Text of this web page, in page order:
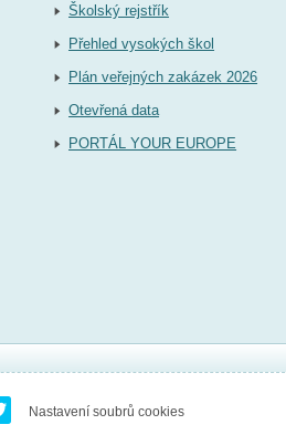
Školský rejstřík
Přehled vysokých škol
Plán veřejných zakázek 2026
Otevřená data
PORTÁL YOUR EUROPE
Nastavení soubrů cookies